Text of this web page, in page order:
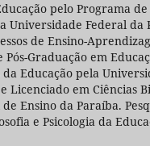
pelo Programa de
Universidade Federal da
de Ensino-
Graduação em
Educação pela
Licenciado em Ciências
Ensino da Paraíba.
e Psicologia da